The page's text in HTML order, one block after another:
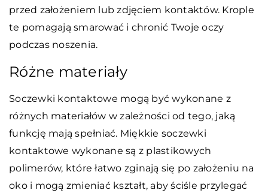
przed założeniem lub zdjęciem kontaktów. Krople
te pomagają smarować i chronić Twoje oczy
podczas noszenia.
Różne materiały
Soczewki kontaktowe mogą być wykonane z
różnych materiałów w zależności od tego, jaką
funkcję mają spełniać. Miękkie soczewki
kontaktowe wykonane są z plastikowych
polimerów, które łatwo zginają się po założeniu na
oko i mogą zmieniać kształt, aby ściśle przylegać